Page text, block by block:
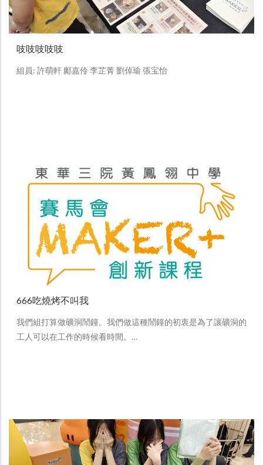
吱吱吱吱吱
組員: 許萌軒 鄺嘉伶 李芷菁 劉倬瑜 張宝怡
666吃燒烤不叫我
我們組打算做礦洞鬧鐘。我們做這種鬧鐘的初衷是為了讓礦洞的
工人可以在工作的時候看時間。…